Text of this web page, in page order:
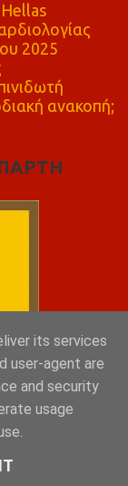
2025
ανακοπή;
its services
user-agent are
and security
usage